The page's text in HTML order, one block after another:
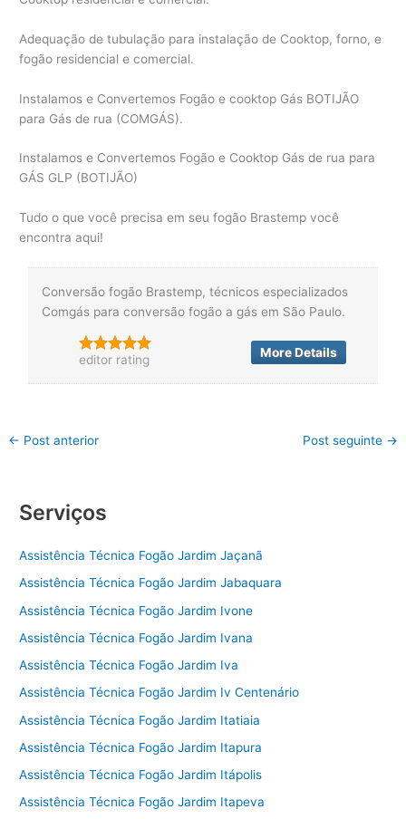
Adequação de tubulação para instalação de Cooktop, forno, e
fogão residencial e comercial.
Instalamos e Convertemos Fogão e cooktop Gás BOTIJÃO
para Gás de rua (COMGÁS).
Instalamos e Convertemos Fogão e Cooktop Gás de rua para
GÁS GLP (BOTIJÃO)
Tudo o que você precisa em seu fogão Brastemp você
encontra aqui!
Conversão fogão Brastemp, técnicos especializados
Comgás para conversão fogão a gás em São Paulo.
editor rating More Details
← Post anterior Post seguinte →
Serviços
Assistência Técnica Fogão Jardim Jaçanã
Assistência Técnica Fogão Jardim Jabaquara
Assistência Técnica Fogão Jardim Ivone
Assistência Técnica Fogão Jardim Ivana
Assistência Técnica Fogão Jardim Iva
Assistência Técnica Fogão Jardim Iv Centenário
Assistência Técnica Fogão Jardim Itatiaia
Assistência Técnica Fogão Jardim Itapura
Assistência Técnica Fogão Jardim Itápolis
Assistência Técnica Fogão Jardim Itapeva